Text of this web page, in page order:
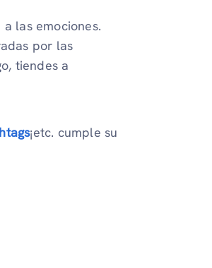
las emociones.
por las
tiendes a
¡etc. cumple su